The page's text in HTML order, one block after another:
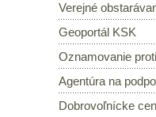
Verejné
Geoportál KSK
Oznamovanie
Agentúra na
Dobrovoľnícke